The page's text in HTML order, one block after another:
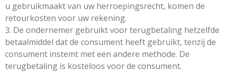
u gebruikmaakt van uw herroepingsrecht, komen de
retourkosten voor uw rekening.
3. De ondernemer gebruikt voor terugbetaling hetzelfde
betaalmiddel dat de consument heeft gebruikt, tenzij de
consument instemt met een andere methode. De
terugbetaling is kosteloos voor de consument.